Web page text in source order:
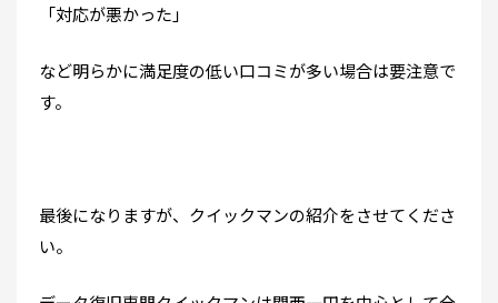
「対応が悪かった」
など明らかに満足度の低い口コミが多い場合は要注意で
す。
最後になりますが、クイックマンの紹介をさせてくださ
い。